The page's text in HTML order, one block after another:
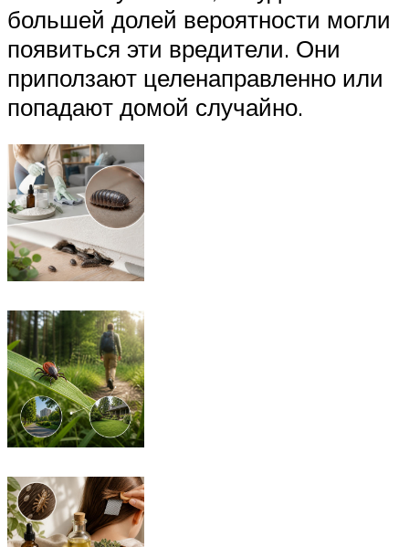
большей долей вероятности могли
появиться эти вредители. Они
приползают целенаправленно или
попадают домой случайно.